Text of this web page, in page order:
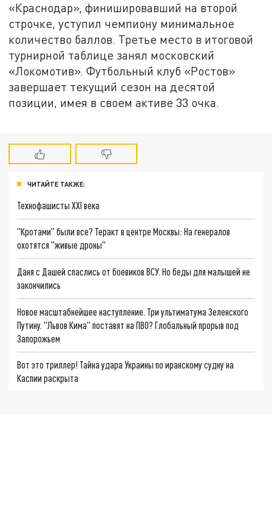
«Краснодар», финишировавший на второй
строчке, уступил чемпиону минимальное
количество баллов. Третье место в итоговой
турнирной таблице занял московский
«Локомотив». Футбольный клуб «Ростов»
завершает текущий сезон на десятой
позиции, имея в своем активе 33 очка.
ЧИТАЙТЕ ТАКЖЕ:
Технофашисты XXI века
"Кротами" были все? Теракт в центре Москвы: На генералов
охотятся "живые дроны"
Даня с Дашей спаслись от боевиков ВСУ. Но беды для малышей не
закончились
Новое масштабнейшее наступление. Три ультиматума Зеленского
Путину. "Львов Кима" поставят на ПВО? Глобальный прорыв под
Запорожьем
Вот это триллер! Тайна удара Украины по иранскому судну на
Каспии раскрыта